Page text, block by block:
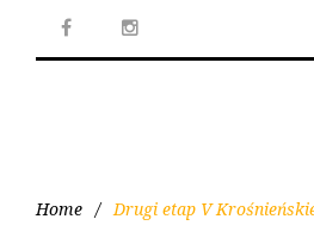
Home / Drugi etap V